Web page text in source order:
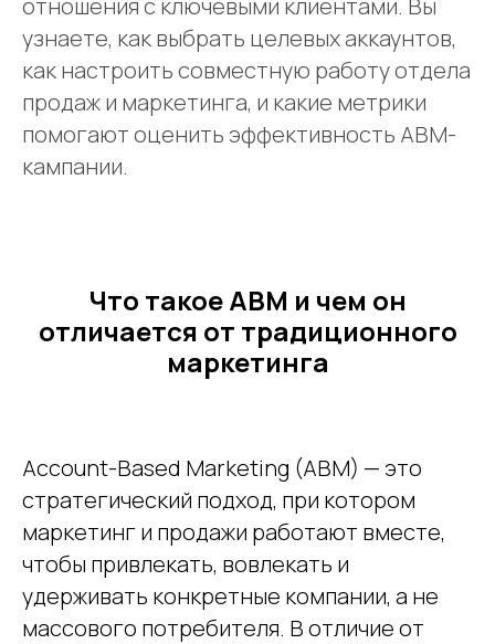
отношения с ключевыми клиентами. Вы
узнаете, как выбрать целевых аккаунтов,
как настроить совместную работу отдела
продаж и маркетинга, и какие метрики
помогают оценить эффективность ABM-
кампании.
Что такое ABM и чем он
отличается от традиционного
маркетинга
Account-Based Marketing (ABM) — это
стратегический подход, при котором
маркетинг и продажи работают вместе,
чтобы привлекать, вовлекать и
удерживать конкретные компании, а не
массового потребителя. В отличие от